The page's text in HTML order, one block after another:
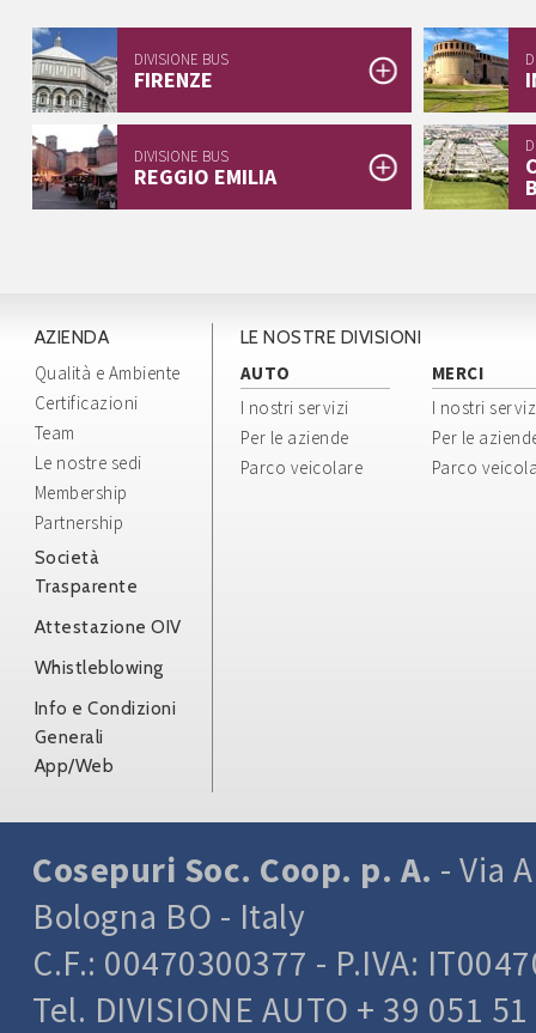
DIVISIONE BUS
FIRENZE
DIVISIONE BUS
REGGIO EMILIA
AZIENDA
Qualità e Ambiente
Certificazioni
Team
Le nostre sedi
Membership
Partnership
Società
Trasparente
Attestazione OIV
Whistleblowing
Info e Condizioni
Generali
App/Web
LE NOSTRE DIVISIONI
AUTO
I nostri servizi
Per le aziende
Parco veicolare
MERCI
I nostri
Per le
Parco
Cosepuri Soc. Coop. p. A. - Via
Bologna BO - Italy
C.F.: 00470300377 - P.IVA:
Tel. DIVISIONE AUTO + 39 051